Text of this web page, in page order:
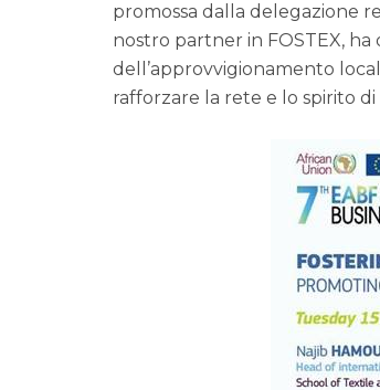
promossa dalla delegazione
nostro partner in FOSTEX,
dell’approvvigionamento
rafforzare la rete e lo spirito